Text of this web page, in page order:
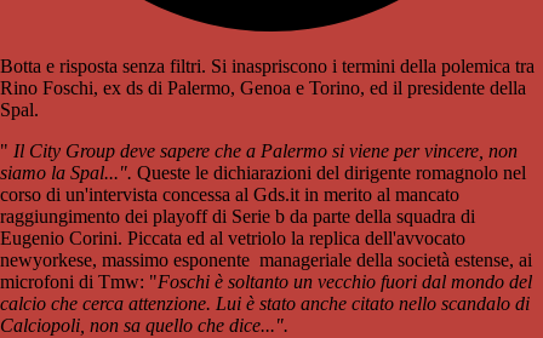
Botta e risposta senza filtri. Si inaspriscono i termini della polemica tra
Rino Foschi, ex ds di Palermo, Genoa e Torino, ed il presidente della
Spal.
" Il City Group deve sapere che a Palermo si viene per vincere, non
siamo la Spal...". Queste le dichiarazioni del dirigente romagnolo nel
corso di un'intervista concessa al Gds.it in merito al mancato
raggiungimento dei playoff di Serie b da parte della squadra di
Eugenio Corini. Piccata ed al vetriolo la replica dell'avvocato
newyorkese, massimo esponente manageriale della società estense, ai
microfoni di Tmw: "Foschi è soltanto un vecchio fuori dal mondo del
calcio che cerca attenzione. Lui è stato anche citato nello scandalo di
Calciopoli, non sa quello che dice...".